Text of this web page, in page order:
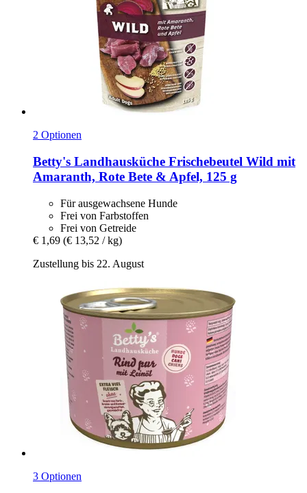
2 Optionen
Betty's Landhausküche Frischebeutel Wild mit
Amaranth, Rote Bete & Apfel, 125 g
Für ausgewachsene Hunde
Frei von Farbstoffen
Frei von Getreide
€ 1,69 (€ 13,52 / kg)
Zustellung bis 22. August
3 Optionen